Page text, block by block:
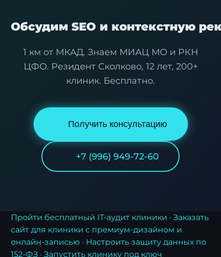
Обсудим SEO и контекстную
1 км от МКАД. Знаем МИАЦ МО и РКН
ЦФО. Резидент Сколково, 12 лет, 200+
клиник. Бесплатно.
Получить консультацию
+7 (996) 949-72-60
Пройти бесплатный IT-аудит клиники ·Заказать
сайт для клиники с премиум-дизайном и
онлайн-записью · Настроить защиту данных по
152-ФЗ ·Запустить клинику под ключ
Заявка на стратегию
цифровизации